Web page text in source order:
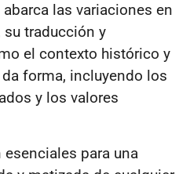
abarca las variaciones en
su traducción y
el contexto histórico y
forma, incluyendo los
y los valores
para una